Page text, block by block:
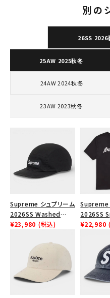
バックパック・リュック
その他バッグ類
スニーカー・ブーツ
パンツ・ショーツ
アクセサリー
SEASON
ACCOUNT MENU
ようこそ ゲスト 様
ログイン 会
Follow us
別の
26SS 2026
25AW 2025秋冬
24AW 2024秋冬
23AW 2023秋冬
Supreme シュプリーム
2026SS Washed
Chino Twill Camp
ツイル キャンプキャップ
ブラック
¥23,980 (税込)
Supreme
2026SS
スピードT
¥22,980